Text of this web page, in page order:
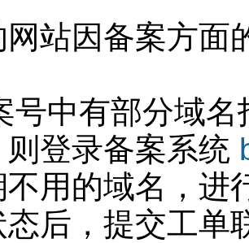
站因备案方面
号中有部分域
登录备案系统
用的域名，进
态后，提交工单